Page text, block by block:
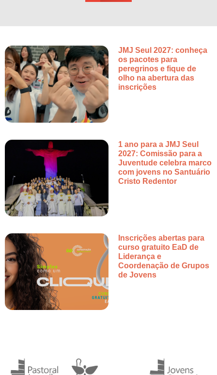
JMJ Seul 2027: conheça
os pacotes para
peregrinos e fique de
olho na abertura das
inscrições
1 ano para a JMJ Seul
2027: Comissão para a
Juventude celebra marco
com jovens no Santuário
Cristo Redentor
Inscrições abertas para
curso gratuito EaD de
Liderança e
Coordenação de Grupos
de Jovens